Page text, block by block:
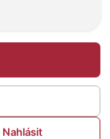
Nahlásit